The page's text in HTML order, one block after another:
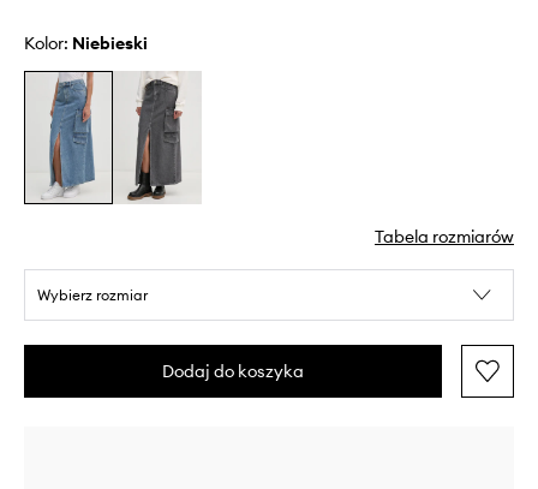
Kolor: niebieski
Tabela rozmiarów
Wybierz rozmiar
Dodaj do koszyka